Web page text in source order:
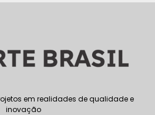
em realidades de qualidade e
inovação